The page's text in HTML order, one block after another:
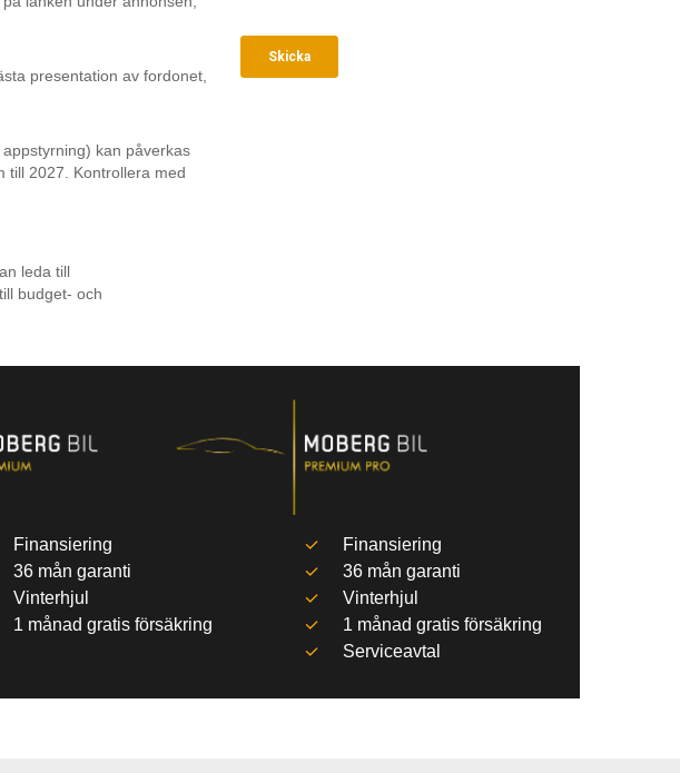
presentation av fordonet,
kan påverkas
till 2027. Kontrollera med
leda till
budget- och
Finansiering
36 mån garanti
Vinterhjul
1 månad gratis försäkring
Finansiering
36 mån garanti
Vinterhjul
1 månad gratis försäkring
Serviceavtal